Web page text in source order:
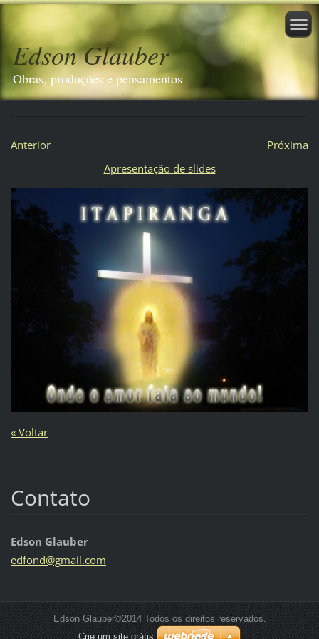
Edson Glauber
Obras, produções e pensamentos
Anterior
Próxima
Apresentação de slides
« Voltar
Contato
Edson Glauber
edfond@gmail.com
Edson Glauber©2014 Todos os direitos reservados.
Crie um site grátis